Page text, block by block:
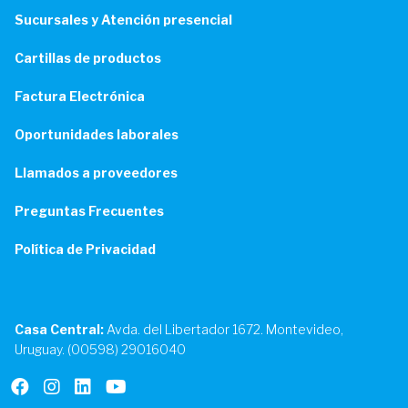
Sucursales y Atención presencial
Cartillas de productos
Factura Electrónica
Oportunidades laborales
Llamados a proveedores
Preguntas Frecuentes
Política de Privacidad
Casa Central: Avda. del Libertador 1672. Montevideo,
Uruguay. (00598) 29016040